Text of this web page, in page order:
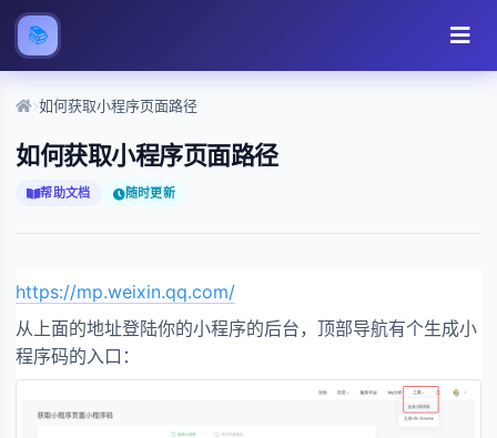
📚
如何获取小程序页面路径
如何获取小程序页面路径
帮助文档 随时更新
https://mp.weixin.qq.com/
从上面的地址登陆你的小程序的后台，顶部导航有个生成小
程序码的入口：